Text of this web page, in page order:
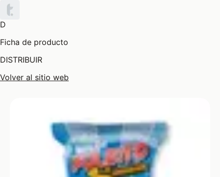
D
Ficha de producto
DISTRIBUIR
Volver al sitio web